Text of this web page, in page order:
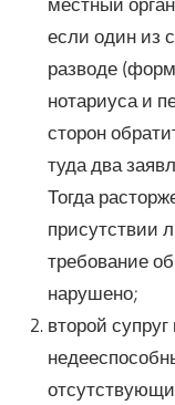
если один из
разводе
нотариуса и
сторон
туда два
Тогда
присутствии
требование
нарушено;
второй